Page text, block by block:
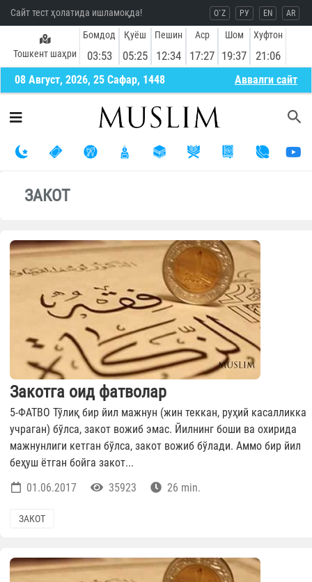
Сайт тест ҳолатида ишламоқда! O`Z РУ EN AR
Тошкент шаҳри
Бомдод
03:53
Қуёш
05:25
Пешин
12:34
Аср
17:27
Шом
19:37
Хуфтон
21:06
08 Август, 2026, 25 Сафар, 1448 Aввалги сайт
ЗАКОТ
Закотга оид фатволар
5-ФАТВО Тўлиқ бир йил мажнун (жин теккан, руҳий касалликка
учраган) бўлса, закот вожиб эмас. Йилнинг боши ва охирида
мажнунлиги кетган бўлса, закот вожиб бўлади. Аммо бир йил
беҳуш ётган бойга закот...
01.06.2017
35923 26 min.
ЗАКОТ